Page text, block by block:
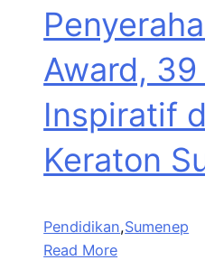
Award, 39
Inspiratif
Keraton
Pendidikan,Sumenep
Read More